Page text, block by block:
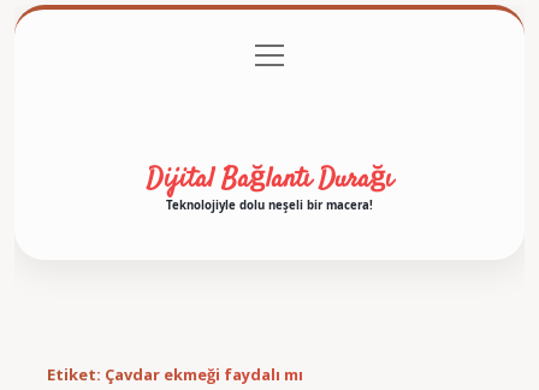
Gizlilik Politikası
menüyü
aç
Dijital Bağlantı Durağı
Teknolojiyle dolu neşeli bir macera!
Etiket: Çavdar ekmeği faydalı mı